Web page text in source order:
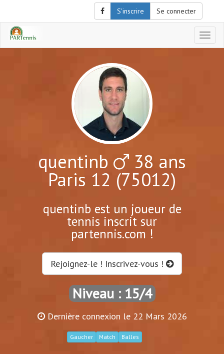
S'inscrire Se connecter
le
quentinb 38 ans
Paris 12 (75012)
quentinb est un joueur de
tennis inscrit sur
partennis.com !
Rejoignez-le ! Inscrivez-vous !
Niveau : 15/4
Dernière connexion le 22 Mars 2026
Gaucher Match Balles